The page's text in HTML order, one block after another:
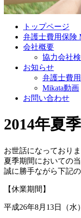
トップページ
弁護士費用保険
会社概要
協力会社
お知らせ
弁護士費
Mikata動画
お問い合わせ
2014年夏
お世話になっておりま
夏季期間においての
誠に勝手ながら下記
【休業期間】
平成26年8月13日（水